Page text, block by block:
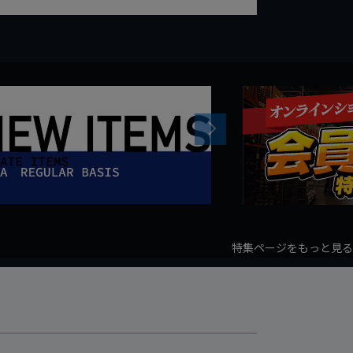
Next
特集ページをもっと見る